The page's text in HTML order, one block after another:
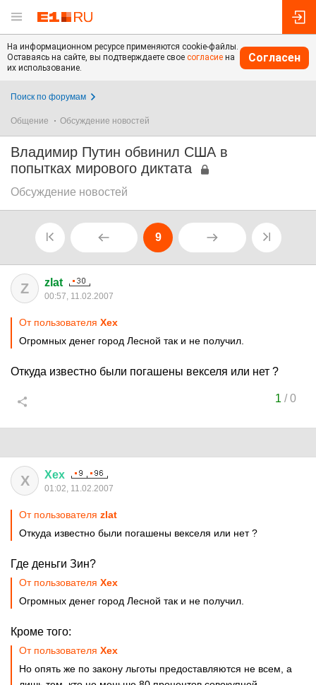
На информационном ресурсе применяются cookie-файлы.
Оставаясь на сайте, вы подтверждаете свое согласие на
их использование.
Согласен
Поиск по форумам
Общение Обсуждение новостей
Владимир Путин обвинил США в
попытках мирового диктата
Обсуждение новостей
9
Z zlat
00:57, 11.02.2007
От пользователя Хех
Огромных денег город Лесной так и не получил.
Откуда известно были погашены векселя или нет ?
1 /0
Х Хех
01:02, 11.02.2007
От пользователя zlat
Откуда известно были погашены векселя или нет ?
Где деньги Зин?
От пользователя Хех
Огромных денег город Лесной так и не получил.
Кроме того:
От пользователя Хех
Но опять же по закону льготы предоставляются не всем, а